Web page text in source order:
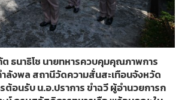
ธนาธิโช นายทหารควบคุมคุณภาพการ
ำลังพล สถานีวัดความสั่นสะเทือนจังหวัด
รต้อนรับ น.อ.ปราการ ขำฉวี ผู้อำนวยการก